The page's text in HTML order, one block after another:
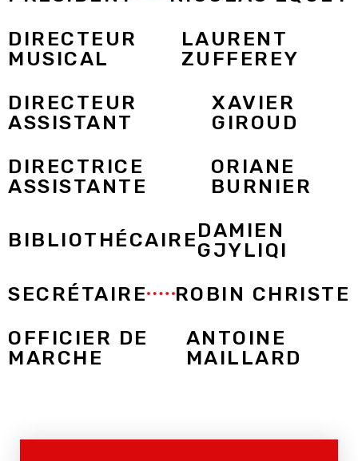
DIRECTEUR
MUSICAL
LAURENT
ZUFFEREY
DIRECTEUR
ASSISTANT
XAVIER
GIROUD
DIRECTRICE
ASSISTANTE
ORIANE
BURNIER
BIBLIOTHÉCAIREDAMIEN
GJYLIQI
SECRÉTAIRE
ROBIN CHRISTE
OFFICIER DE
MARCHE
ANTOINE
MAILLARD